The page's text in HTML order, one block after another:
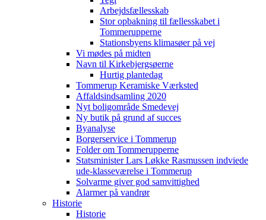
Arbejdsfællesskab
Stor opbakning til fællesskabet i
Tommerupperne
Stationsbyens klimasøer på vej
Vi mødes på midten
Navn til Kirkebjergsøerne
Hurtig plantedag
Tommerup Keramiske Værksted
Affaldsindsamling 2020
Nyt boligområde Smedevej
Ny butik på grund af succes
Byanalyse
Borgerservice i Tommerup
Folder om Tommerupperne
Statsminister Lars Løkke Rasmussen indviede
ude-klasseværelse i Tommerup
Solvarme giver god samvittighed
Alarmer på vandrør
Historie
Historie